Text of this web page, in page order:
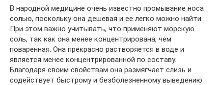
В народной медицине очень известно промывание носа
солью, поскольку она дешевая и ее легко можно найти.
При этом важно учитывать, что применяют морскую
соль, так как она менее концентрирована, чем
поваренная. Она прекрасно растворяется в воде и
является менее концентрированной по составу.
Благодаря своим свойствам она размягчает слизь и
содействует быстрому и безболезненному выведению